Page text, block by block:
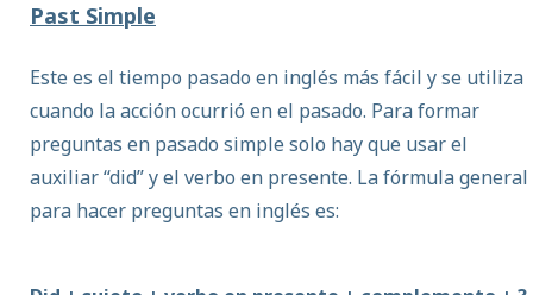
Past Simple
Este es el tiempo pasado en inglés más fácil y se utiliza
cuando la acción ocurrió en el pasado. Para formar
preguntas en pasado simple solo hay que usar el
auxiliar “did” y el verbo en presente. La fórmula general
para hacer preguntas en inglés es: